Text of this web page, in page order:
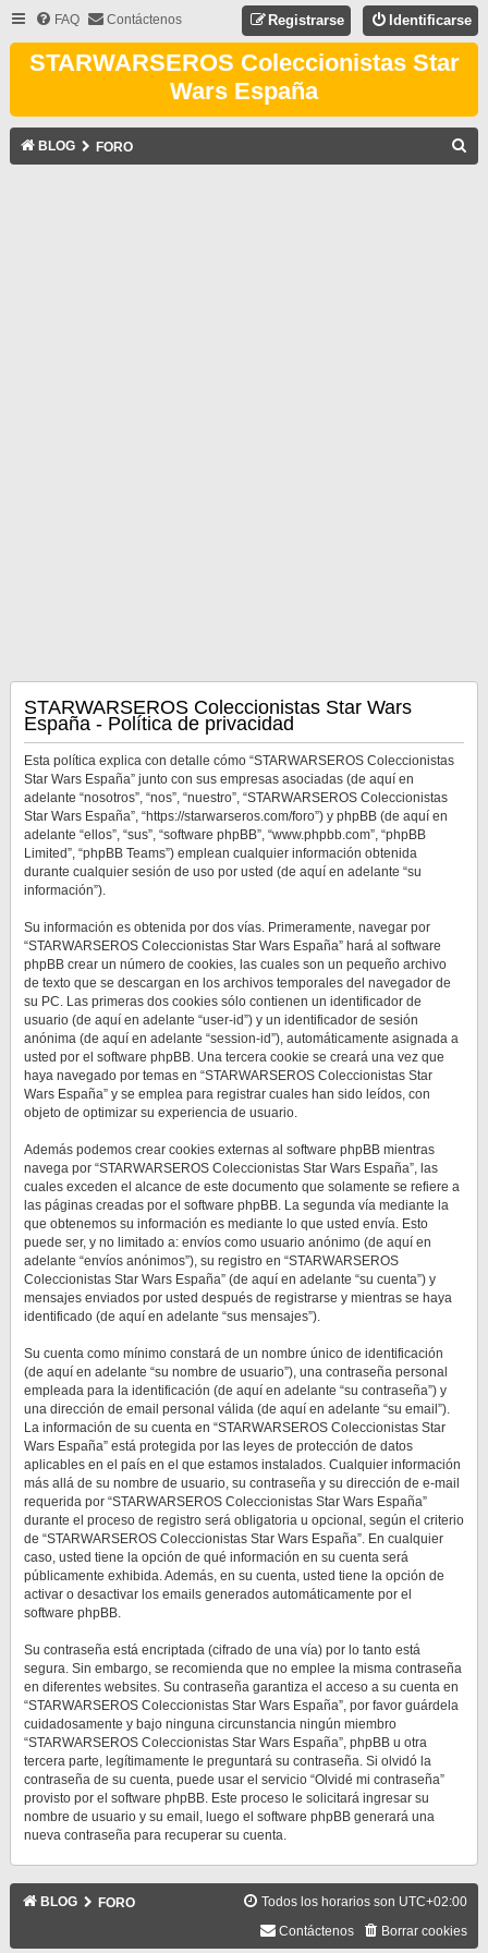
FAQ Contáctenos Identificarse
Registrarse
STARWARSEROS Coleccionistas Star
Wars España
BLOG FORO
STARWARSEROS Coleccionistas Star Wars
España - Política de privacidad
Esta política explica con detalle cómo “STARWARSEROS Coleccionistas
Star Wars España” junto con sus empresas asociadas (de aquí en
adelante “nosotros”, “nos”, “nuestro”, “STARWARSEROS Coleccionistas
Star Wars España”, “https://starwarseros.com/foro”) y phpBB (de aquí en
adelante “ellos”, “sus”, “software phpBB”, “www.phpbb.com”, “phpBB
Limited”, “phpBB Teams”) emplean cualquier información obtenida
durante cualquier sesión de uso por usted (de aquí en adelante “su
información”).
Su información es obtenida por dos vías. Primeramente, navegar por
“STARWARSEROS Coleccionistas Star Wars España” hará al software
phpBB crear un número de cookies, las cuales son un pequeño archivo
de texto que se descargan en los archivos temporales del navegador de
su PC. Las primeras dos cookies sólo contienen un identificador de
usuario (de aquí en adelante “user-id”) y un identificador de sesión
anónima (de aquí en adelante “session-id”), automáticamente asignada a
usted por el software phpBB. Una tercera cookie se creará una vez que
haya navegado por temas en “STARWARSEROS Coleccionistas Star
Wars España” y se emplea para registrar cuales han sido leídos, con
objeto de optimizar su experiencia de usuario.
Además podemos crear cookies externas al software phpBB mientras
navega por “STARWARSEROS Coleccionistas Star Wars España”, las
cuales exceden el alcance de este documento que solamente se refiere a
las páginas creadas por el software phpBB. La segunda vía mediante la
que obtenemos su información es mediante lo que usted envía. Esto
puede ser, y no limitado a: envíos como usuario anónimo (de aquí en
adelante “envíos anónimos”), su registro en “STARWARSEROS
Coleccionistas Star Wars España” (de aquí en adelante “su cuenta”) y
mensajes enviados por usted después de registrarse y mientras se haya
identificado (de aquí en adelante “sus mensajes”).
Su cuenta como mínimo constará de un nombre único de identificación
(de aquí en adelante “su nombre de usuario”), una contraseña personal
empleada para la identificación (de aquí en adelante “su contraseña”) y
una dirección de email personal válida (de aquí en adelante “su email”).
La información de su cuenta en “STARWARSEROS Coleccionistas Star
Wars España” está protegida por las leyes de protección de datos
aplicables en el país en el que estamos instalados. Cualquier información
más allá de su nombre de usuario, su contraseña y su dirección de e-mail
requerida por “STARWARSEROS Coleccionistas Star Wars España”
durante el proceso de registro será obligatoria u opcional, según el criterio
de “STARWARSEROS Coleccionistas Star Wars España”. En cualquier
caso, usted tiene la opción de qué información en su cuenta será
públicamente exhibida. Además, en su cuenta, usted tiene la opción de
activar o desactivar los emails generados automáticamente por el
software phpBB.
Su contraseña está encriptada (cifrado de una vía) por lo tanto está
segura. Sin embargo, se recomienda que no emplee la misma contraseña
en diferentes websites. Su contraseña garantiza el acceso a su cuenta en
“STARWARSEROS Coleccionistas Star Wars España”, por favor guárdela
cuidadosamente y bajo ninguna circunstancia ningún miembro
“STARWARSEROS Coleccionistas Star Wars España”, phpBB u otra
tercera parte, legítimamente le preguntará su contraseña. Si olvidó la
contraseña de su cuenta, puede usar el servicio “Olvidé mi contraseña”
provisto por el software phpBB. Este proceso le solicitará ingresar su
nombre de usuario y su email, luego el software phpBB generará una
nueva contraseña para recuperar su cuenta.
BLOG FORO Todos los horarios son UTC+02:00
Borrar cookies
Contáctenos